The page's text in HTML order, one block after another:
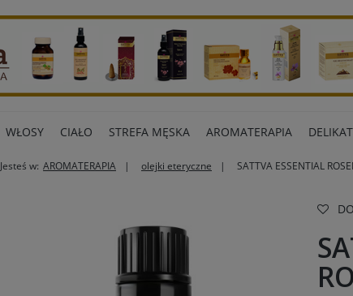
WŁOSY CIAŁO STREFA MĘSKA AROMATERAPIA
Jesteś w: AROMATERAPIA olejki eteryczne SATTVA ESSENTIAL